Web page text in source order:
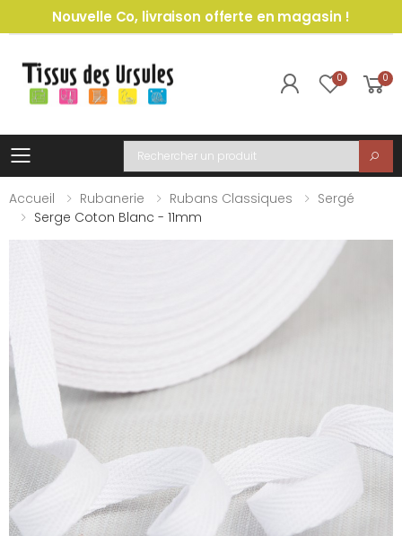
Nouvelle Co, livraison offerte en magasin !
0 0
Toggle mobile menu
Recherche
Accueil
Rubanerie Rubans Classiques
Sergé
Serge Coton Blanc - 11mm